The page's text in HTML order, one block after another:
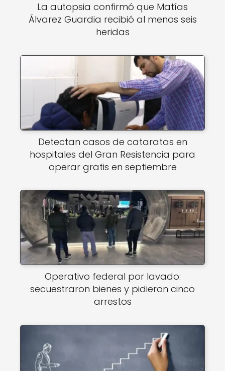
La autopsia confirmó que Matías
Álvarez Guardia recibió al menos seis
heridas
Detectan casos de cataratas en
hospitales del Gran Resistencia para
operar gratis en septiembre
Operativo federal por lavado:
secuestraron bienes y pidieron cinco
arrestos